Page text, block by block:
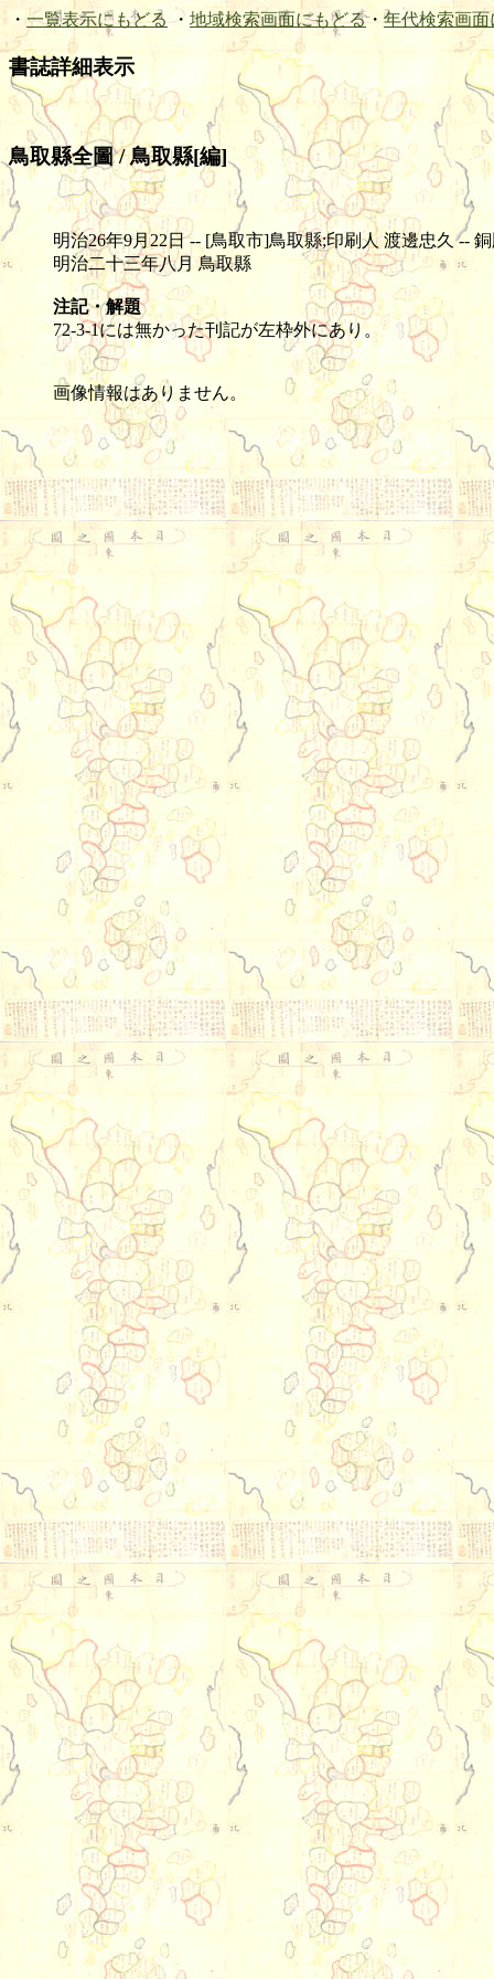
・ 一覧表示にもどる ・ 地域検索画面にもどる・ 年代検索画面
書誌詳細表示
鳥取縣全圖 / 鳥取縣[編]
明治26年9月22日 -- [鳥取市]鳥取縣;印刷人 渡邊忠久 -- 銅
明治二十三年八月 鳥取縣
注記・解題
72-3-1には無かった刊記が左枠外にあり。
画像情報はありません。